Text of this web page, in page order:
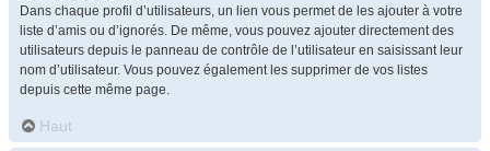
Dans chaque profil d’utilisateurs, un lien vous permet de les ajouter à votre
liste d’amis ou d’ignorés. De même, vous pouvez ajouter directement des
utilisateurs depuis le panneau de contrôle de l’utilisateur en saisissant leur
nom d’utilisateur. Vous pouvez également les supprimer de vos listes
depuis cette même page.
Haut